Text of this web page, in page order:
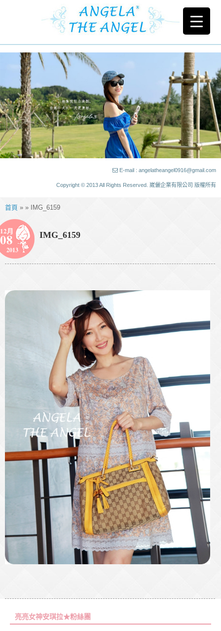
E-mail : angelatheangel0916@gmail.com
Copyright © 2013 All Rights Reserved. 崴儷企業有限公司 版權所有
首頁 » » IMG_6159
12月
08
2013
IMG_6159
亮亮女神安琪拉★粉絲團